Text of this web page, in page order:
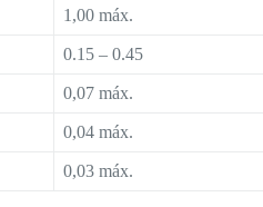
1,00 máx.
0.15 – 0.45
0,07 máx.
0,04 máx.
0,03 máx.